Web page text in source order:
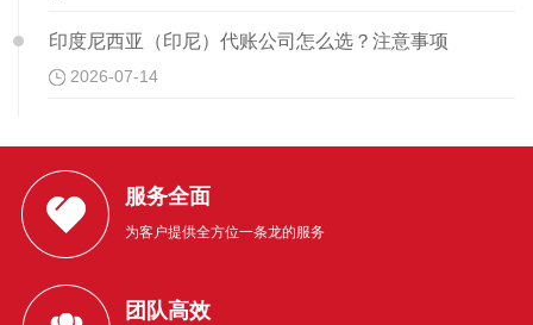
印度尼西亚（印尼）代账公司怎么选？注意事项
2026-07-14
服务全面
为客户提供全方位一条龙的服务
团队高效